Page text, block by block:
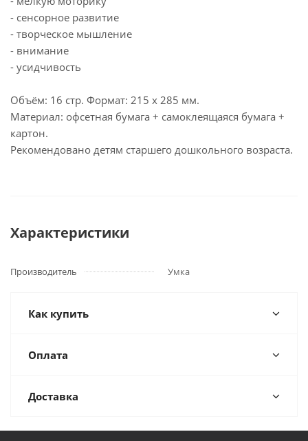
- сенсорное развитие
- творческое мышление
- внимание
- усидчивость
Объём: 16 стр. Формат: 215 х 285 мм.
Материал: офсетная бумага + самоклеящаяся бумага +
картон.
Рекомендовано детям старшего дошкольного возраста.
Характеристики
Производитель Умка
Как купить
Оплата
Доставка